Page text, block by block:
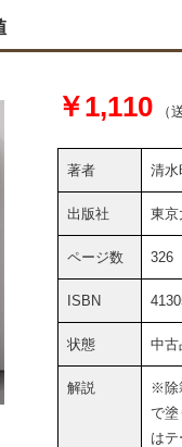
￥1,110 （
著者 清水
出版社 東京
ページ数 326
ISBN
状態 中古
解説
※除
で塗
は